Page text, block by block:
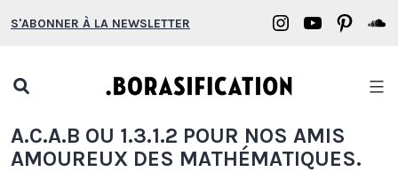
au
S'ABONNER À LA NEWSLETTER
Borasification
popup
A.C.A.B OU 1.3.1.2 POUR NOS AMIS
AMOUREUX DES MATHÉMATIQUES.